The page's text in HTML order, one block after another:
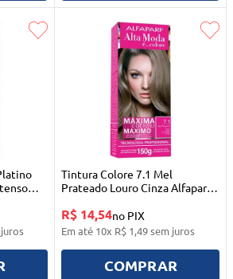
Tintura Colore 7.1 Mel
Prateado Louro Cinza Alfaparf
R$ 14,54no PIX
Em até 10x R$ 1,49sem juros
COMPRAR